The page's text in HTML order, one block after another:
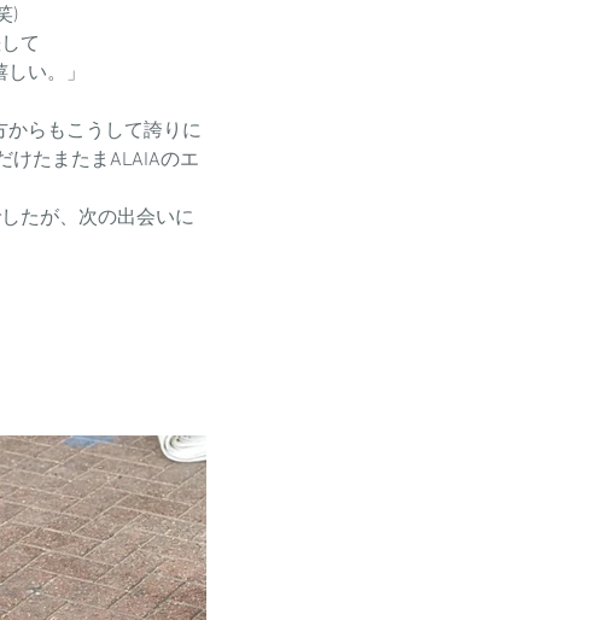
)
て
い。」
らもこうして誇りに
けたまたまALAIAのエ
たが、次の出会いに